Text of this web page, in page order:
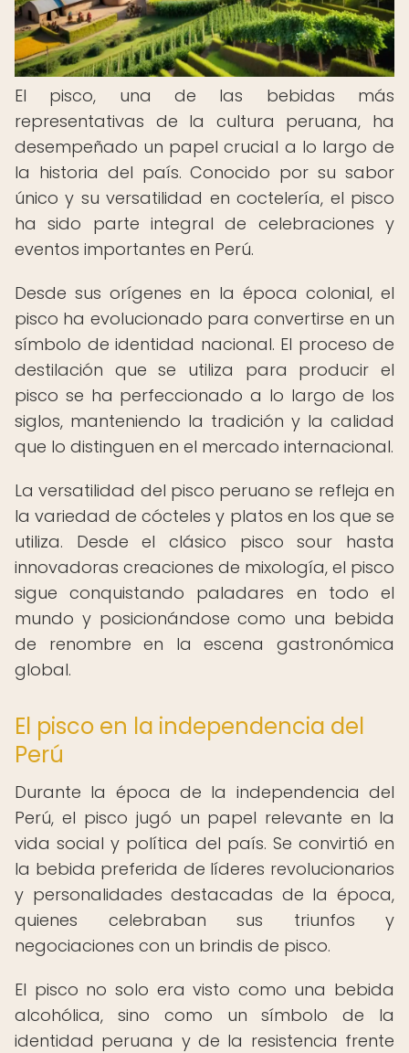
El pisco, una de las bebidas más
representativas de la cultura peruana, ha
desempeñado un papel crucial a lo largo de
la historia del país. Conocido por su sabor
único y su versatilidad en coctelería, el pisco
ha sido parte integral de celebraciones y
eventos importantes en Perú.
Desde sus orígenes en la época colonial, el
pisco ha evolucionado para convertirse en un
símbolo de identidad nacional. El proceso de
destilación que se utiliza para producir el
pisco se ha perfeccionado a lo largo de los
siglos, manteniendo la tradición y la calidad
que lo distinguen en el mercado internacional.
La versatilidad del pisco peruano se refleja en
la variedad de cócteles y platos en los que se
utiliza. Desde el clásico pisco sour hasta
innovadoras creaciones de mixología, el pisco
sigue conquistando paladares en todo el
mundo y posicionándose como una bebida
de renombre en la escena gastronómica
global.
El pisco en la independencia del
Perú
Durante la época de la independencia del
Perú, el pisco jugó un papel relevante en la
vida social y política del país. Se convirtió en
la bebida preferida de líderes revolucionarios
y personalidades destacadas de la época,
quienes celebraban sus triunfos y
negociaciones con un brindis de pisco.
El pisco no solo era visto como una bebida
alcohólica, sino como un símbolo de la
identidad peruana y de la resistencia frente